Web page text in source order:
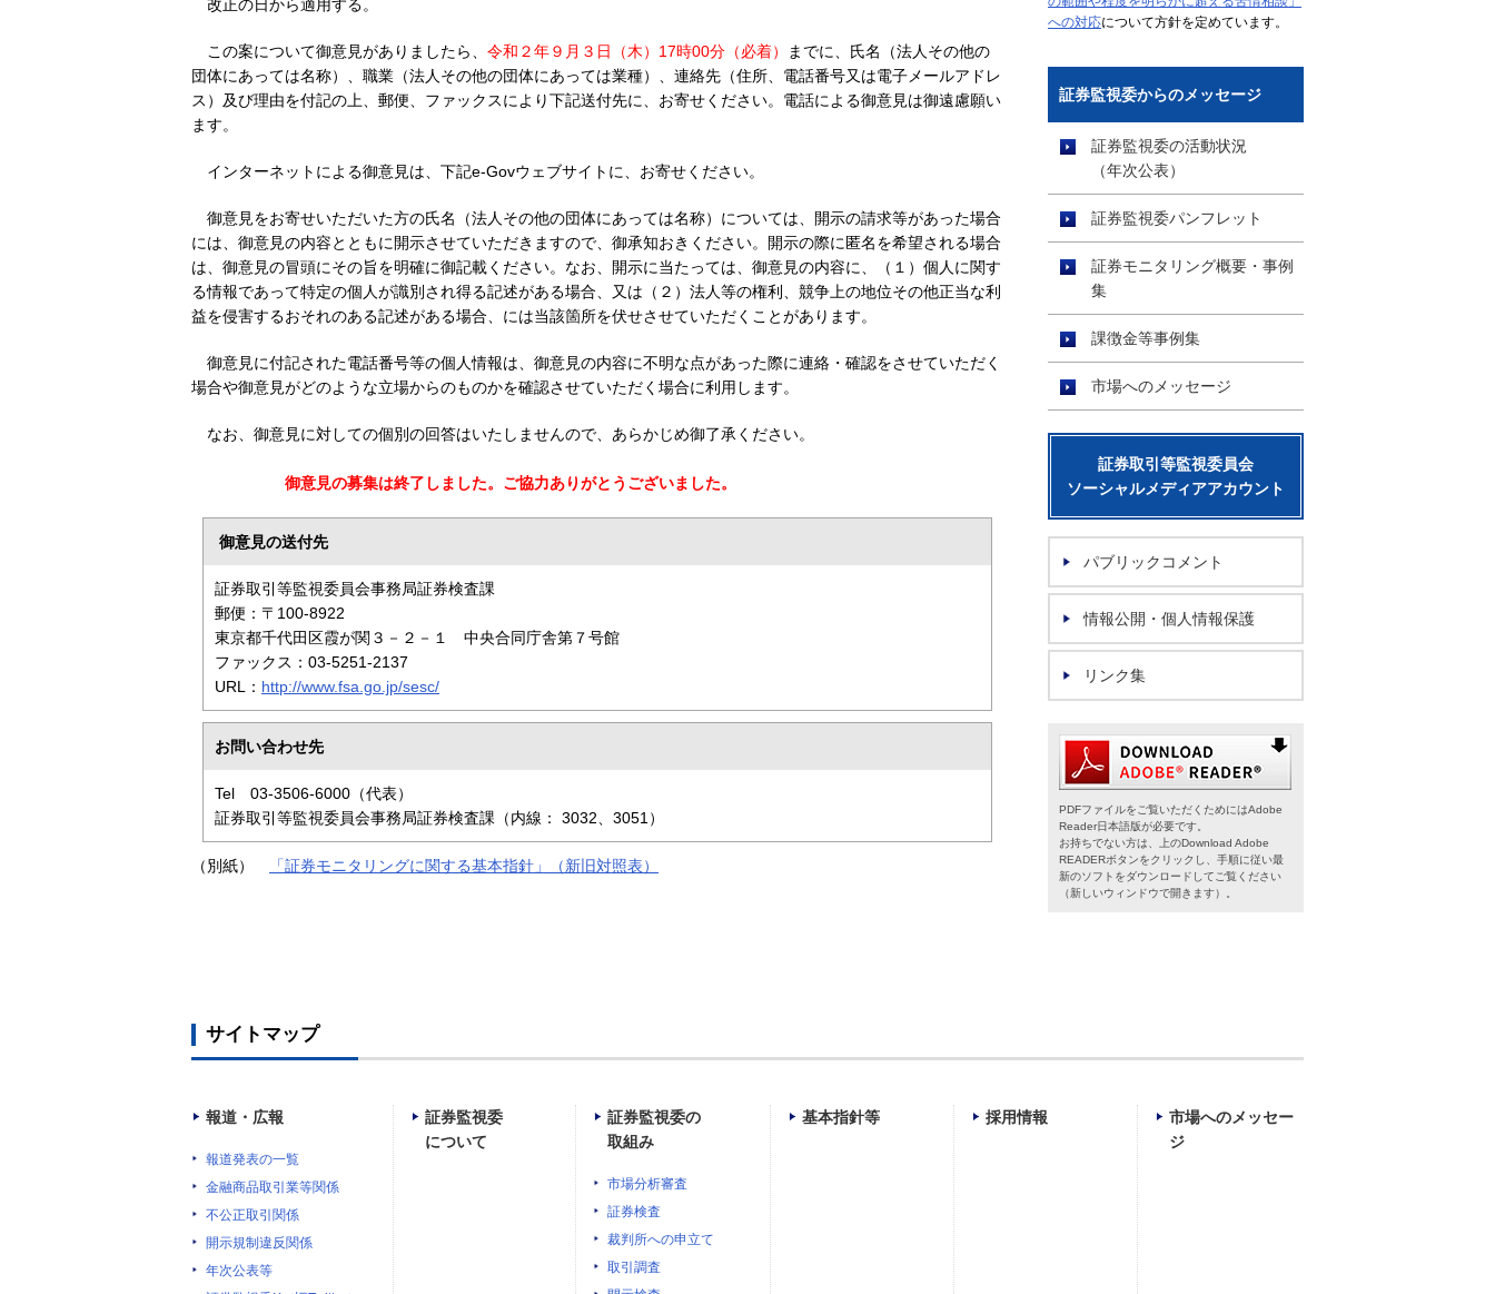
改正の日から適用する。
この案について御意見がありましたら、 令和２年９月３日（木）17時00分（必着）
までに、氏名（法人その他の
団体にあっては名称）、職業（法人その他の団体にあっては業種）、連絡先（住所、電話番号又は電子メールアドレ
ス）及び理由を付記の上、郵便、ファックスにより下記送付先に、お寄せください。電話による御意見は御遠慮願い
ます。
インターネットによる御意見は、下記e-Govウェブサイトに、お寄せください。
御意見をお寄せいただいた方の氏名（法人その他の団体にあっては名称）については、開示の請求等があった場合
には、御意見の内容とともに開示させていただきますので、御承知おきください。開示の際に匿名を希望される場合
は、御意見の冒頭にその旨を明確に御記載ください。なお、開示に当たっては、御意見の内容に、（１）個人に関す
る情報であって特定の個人が識別され得る記述がある場合、又は（２）法人等の権利、競争上の地位その他正当な利
益を侵害するおそれのある記述がある場合、には当該箇所を伏せさせていただくことがあります。
御意見に付記された電話番号等の個人情報は、御意見の内容に不明な点があった際に連絡・確認をさせていただく
場合や御意見がどのような立場からのものかを確認させていただく場合に利用します。
なお、御意見に対しての個別の回答はいたしませんので、あらかじめ御了承ください。
御意見の募集は終了しました。ご協力ありがとうございました。
御意見の送付先
証券取引等監視委員会事務局証券検査課
郵便：〒100-8922
東京都千代田区霞が関３－２－１ 中央合同庁舎第７号館
ファックス：03-5251-2137
URL： http://www.fsa.go.jp/sesc/
お問い合わせ先
Tel 03-3506-6000（代表）
証券取引等監視委員会事務局証券検査課（内線： 3032、3051）
（別紙） 「証券モニタリングに関する基本指針」（新旧対照表）
への対応について方針を定めています。
証券監視委からのメッセージ
証券監視委の活動状況
（年次公表）
証券監視委パンフレット
証券モニタリング概要・事例
集
課徴金等事例集
市場へのメッセージ
証券取引等監視委員会
ソーシャルメディアアカウント
パブリックコメント
情報公開・個人情報保護
リンク集
PDFファイルをご覧いただくためにはAdobe
Reader日本語版が必要です。
お持ちでない方は、上のDownload Adobe
READERボタンをクリックし、手順に従い最
新のソフトをダウンロードしてご覧ください
（新しいウィンドウで開きます）。
サイトマップ
報道・広報
報道発表の一覧
金融商品取引業等関係
不公正取引関係
開示規制違反関係
年次公表等
証券監視委
について
証券監視委の
取組み
市場分析審査
証券検査
裁判所への申立て
取引調査
基本指針等 採用情報
市場へのメッセー
ジ